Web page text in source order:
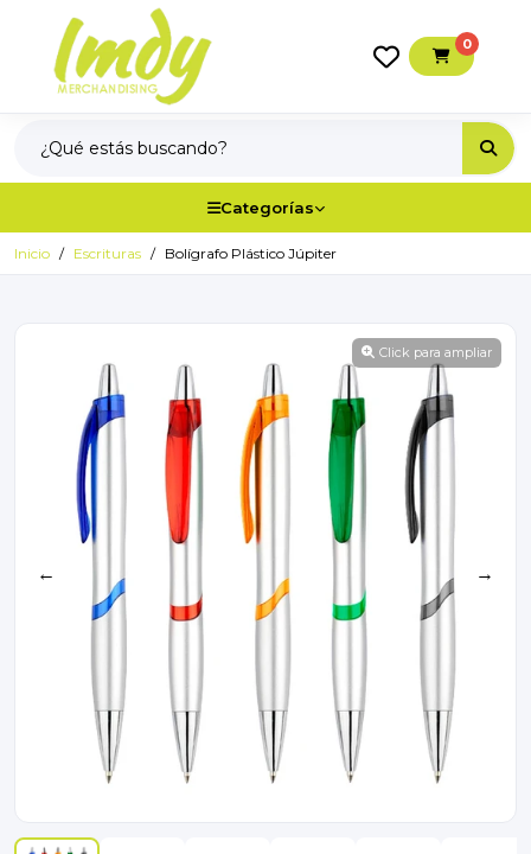
0
Categorías
Inicio Escrituras Bolígrafo Plástico Júpiter
Click para ampliar
← →